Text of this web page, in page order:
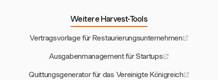
Weitere Harvest-Tools
Vertragsvorlage für Restaurierungsunternehmen
Ausgabenmanagement für Startups
Quittungsgenerator für das Vereinigte Königreich